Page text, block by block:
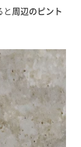
と 周辺のピント